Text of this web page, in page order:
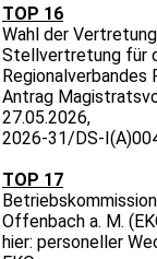
TOP 16
Wahl der
Stellvertretung für
Regionalverbandes
Antrag
27.05.2026,
2026-31/DS-
TOP 17
Offenbach a. M.
hier: personeller